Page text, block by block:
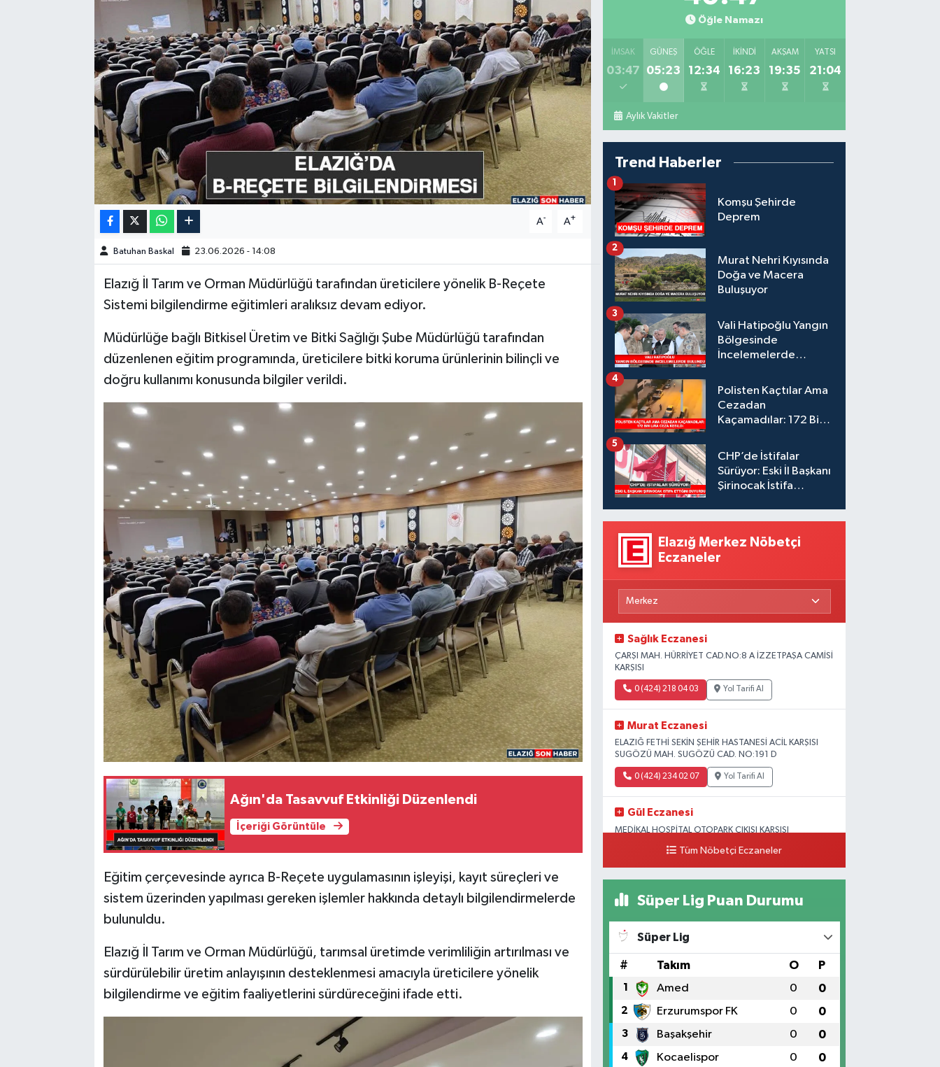
A- A+
Batuhan Baskal 23.06.2026 - 14:08
Elazığ İl Tarım ve Orman Müdürlüğü tarafından üreticilere yönelik B-Reçete
Sistemi bilgilendirme eğitimleri aralıksız devam ediyor.
Müdürlüğe bağlı Bitkisel Üretim ve Bitki Sağlığı Şube Müdürlüğü tarafından
düzenlenen eğitim programında, üreticilere bitki koruma ürünlerinin bilinçli ve
doğru kullanımı konusunda bilgiler verildi.
Ağın'da Tasavvuf Etkinliği Düzenlendi
İçeriği Görüntüle
Eğitim çerçevesinde ayrıca B-Reçete uygulamasının işleyişi, kayıt süreçleri ve
sistem üzerinden yapılması gereken işlemler hakkında detaylı bilgilendirmelerde
bulunuldu.
Elazığ İl Tarım ve Orman Müdürlüğü, tarımsal üretimde verimliliğin artırılması ve
sürdürülebilir üretim anlayışının desteklenmesi amacıyla üreticilere yönelik
bilgilendirme ve eğitim faaliyetlerini sürdüreceğini ifade etti.
Öğle Namazı
İMSAK
03:47
GÜNEŞ
05:23
ÖĞLE
12:34
İKINDI
16:23
AKŞAM
19:35
YATSI
21:04
Aylık Vakitler
Trend Haberler
Komşu Şehirde
Deprem
1
Murat Nehri Kıyısında
Doğa ve Macera
Buluşuyor
2
Vali Hatipoğlu Yangın
Bölgesinde
İncelemelerde
3
Polisten Kaçtılar Ama
Cezadan
Kaçamadılar: 172 Bin
4
CHP’de İstifalar
Sürüyor: Eski İl Başkanı
Şirinocak İstifa
5
Elazığ Merkez Nöbetçi
Eczaneler
Sağlık Eczanesi
ÇARŞI MAH. HÜRRİYET CAD.NO:8 A İZZETPAŞA CAMİSİ
KARŞISI
0 (424) 218 04 03 Yol Tarifi Al
Murat Eczanesi
ELAZIĞ FETHİ SEKİN ŞEHİR HASTANESİ ACİL KARŞISI
SUGÖZÜ MAH. SUGÖZÜ CAD. NO:191 D
0 (424) 234 02 07 Yol Tarifi Al
Gül Eczanesi
MEDİKAL HOSPİTAL OTOPARK ÇIKIŞI KARŞISI
PARK HASTANESİ ARKASI OTOPARK ÇIKIŞI KARŞISI)
FIRAT ÜNÜVERSİTESİ HASTANESİNİN KARŞISI TRAFİK
IŞIKLARININ YANI Üniversite Mah.Yunus Emre Bulvarı
No:2 A
Tüm Nöbetçi Eczaneler
Süper Lig Puan Durumu
Süper Lig
# Takım O P
1 Amed 0 0
2 Erzurumspor FK 0 0
3 Başakşehir 0 0
4 Kocaelispor 0 0
HABERDE İNSAN
KÜLTÜR-SANAT
MAGAZİN
ÖZEL HABER